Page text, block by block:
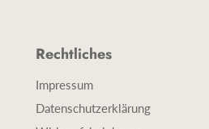
Rechtliches
Impressum
Datenschutzerklärung